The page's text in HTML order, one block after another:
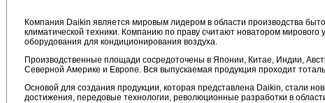
Компания Daikin является мировым лидером в области производства
климатической техники. Компанию по праву считают новатором мирового
оборудования для кондиционирования воздуха.
Производственные площади сосредоточены в Японии, Китае, Индии,
Северной Америке и Европе. Вся выпускаемая продукция проходит
Основой для создания продукции, которая представлена Daikin, стали
достижения, передовые технологии, революционные разработки в